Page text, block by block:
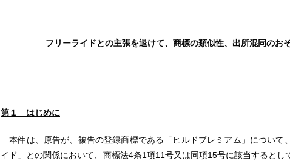
フリーライドとの主張を退けて、商標の類似性、出所混同のお
第１ はじめに
本件は、原告が、被告の登録商標である「ヒルドプレミアム」について
イド」との関係において、商標法4条1項11号又は同項15号に該当するとし